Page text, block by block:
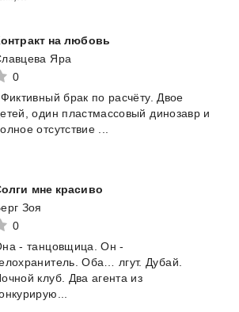
на любовь
Яра
0
Фиктивный брак по расчёту. Двое
один пластмассовый динозавр и
отсутствие
мне красиво
Зоя
0
- танцовщица. Он -
Оба… лгут. Дубай.
клуб. Два агента из